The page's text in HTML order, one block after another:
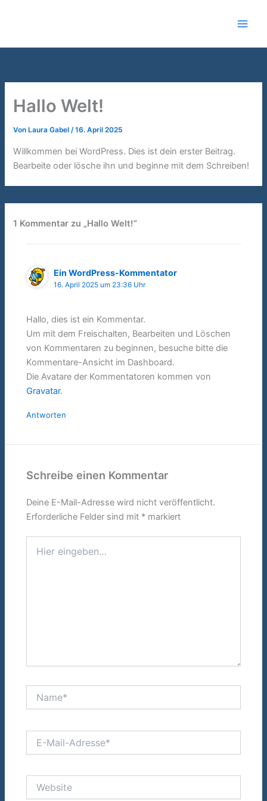
Hallo Welt!
Von Laura Gabel/16. April 2025
Willkommen bei WordPress. Dies ist dein erster Beitrag.
Bearbeite oder lösche ihn und beginne mit dem Schreiben!
1 Kommentar zu „Hallo Welt!“
Ein WordPress-Kommentator
16. April 2025 um 23:36 Uhr
Hallo, dies ist ein Kommentar.
Um mit dem Freischalten, Bearbeiten und Löschen
von Kommentaren zu beginnen, besuche bitte die
Kommentare-Ansicht im Dashboard.
Die Avatare der Kommentatoren kommen von
Gravatar.
Antworten
Schreibe einen Kommentar
Deine E-Mail-Adresse wird nicht veröffentlicht.
Erforderliche Felder sind mit * markiert
eingeben…
Mail-